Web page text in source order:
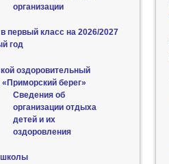
организации
первый класс на 2026/2027
год
оздоровительный
«Приморский берег»
Сведения об
организации отдыха
детей и их
оздоровления